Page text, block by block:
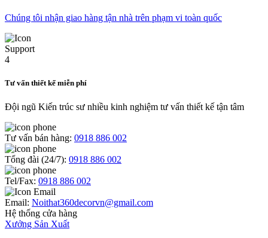
Chúng tôi nhận giao hàng tận nhà trên phạm vi toàn quốc
Tư vấn thiết kế miễn phí
Đội ngũ Kiến trúc sư nhiều kinh nghiệm tư vấn thiết kế tận tâm
Tư vấn bán hàng: 0918 886 002
Tổng đài (24/7): 0918 886 002
Tel/Fax: 0918 886 002
Email: Noithat360decorvn@gmail.com
Hệ thống cửa hàng
Xưởng Sản Xuất